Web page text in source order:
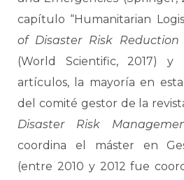
capítulo “Humanitarian
of Disaster Risk
(World Scientific, 2017) y
artículos, la mayoría en
del comité gestor de la
Disaster Risk
coordina el máster en
(entre 2010 y 2012 fue